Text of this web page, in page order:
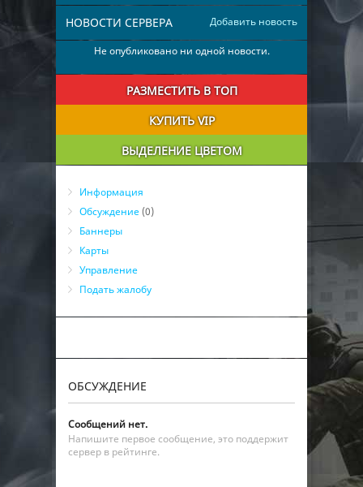
Добавить новость
НОВОСТИ СЕРВЕРА
Не опубликовано ни одной новости.
РАЗМЕСТИТЬ В ТОП
КУПИТЬ VIP
ВЫДЕЛЕНИЕ ЦВЕТОМ
Информация
Обсуждение (0)
Баннеры
Карты
Управление
Подать жалобу
ОБСУЖДЕНИЕ
Сообщений нет.
Напишите первое сообщение, это поддержит
сервер в рейтинге.